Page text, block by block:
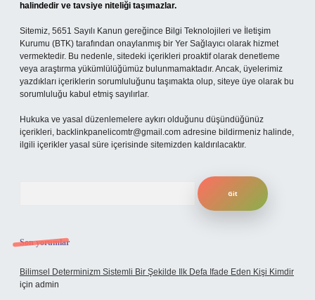
halindedir ve tavsiye niteliği taşımazlar.
Sitemiz, 5651 Sayılı Kanun gereğince Bilgi Teknolojileri ve İletişim
Kurumu (BTK) tarafından onaylanmış bir Yer Sağlayıcı olarak hizmet
vermektedir. Bu nedenle, sitedeki içerikleri proaktif olarak denetleme
veya araştırma yükümlülüğümüz bulunmamaktadır. Ancak, üyelerimiz
yazdıkları içeriklerin sorumluluğunu taşımakta olup, siteye üye olarak bu
sorumluluğu kabul etmiş sayılırlar.
Hukuka ve yasal düzenlemelere aykırı olduğunu düşündüğünüz
içerikleri, backlinkpanelicomtr@gmail.com adresine bildirmeniz halinde,
ilgili içerikler yasal süre içerisinde sitemizden kaldırılacaktır.
Son yorumlar
Bilimsel Determinizm Sistemli Bir Şekilde Ilk Defa Ifade Eden Kişi Kimdir
için admin